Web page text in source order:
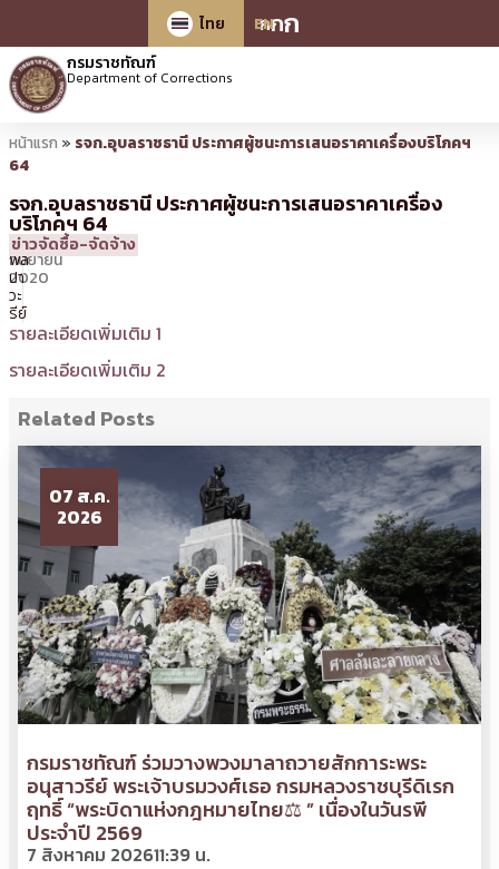
กกก
ไทย
EN
กรมราชทัณฑ์
Department of Corrections
หน้าแรก » รจก.อุบลราชธานี ประกาศผู้ชนะการเสนอราคาเครื่องบริโภคฯ
64
รจก.อุบลราชธานี ประกาศผู้ชนะการเสนอราคาเครื่อง
บริโภคฯ 64
24
กันยายน
2020
16:33 น.
โดย
กิตติ
พล
ปา
วะ
รีย์
ข่าวจัดซื้อ-จัดจ้าง
รายละเอียดเพิ่มเติม 1
รายละเอียดเพิ่มเติม 2
Related Posts
07 ส.ค.
2026
กรมราชทัณฑ์ ร่วมวางพวงมาลาถวายสักการะพระ
อนุสาวรีย์ พระเจ้าบรมวงศ์เธอ กรมหลวงราชบุรีดิเรก
ฤทธิ์ “พระบิดาแห่งกฎหมายไทย⚖ ” เนื่องในวันรพี
ประจำปี 2569
7 สิงหาคม 202611:39 น.